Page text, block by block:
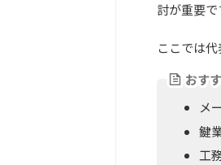
討が重要で
ここでは
おす
メ
鍵
工